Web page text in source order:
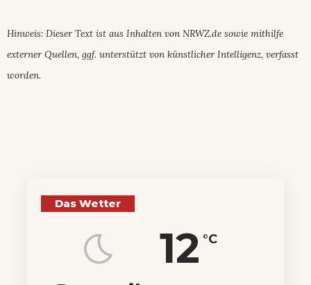
Hinweis: Dieser Text ist aus Inhalten von NRWZ.de sowie mithilfe
externer Quellen, ggf. unterstützt von künstlicher Intelligenz, verfasst
worden.
Das Wetter
12 °C